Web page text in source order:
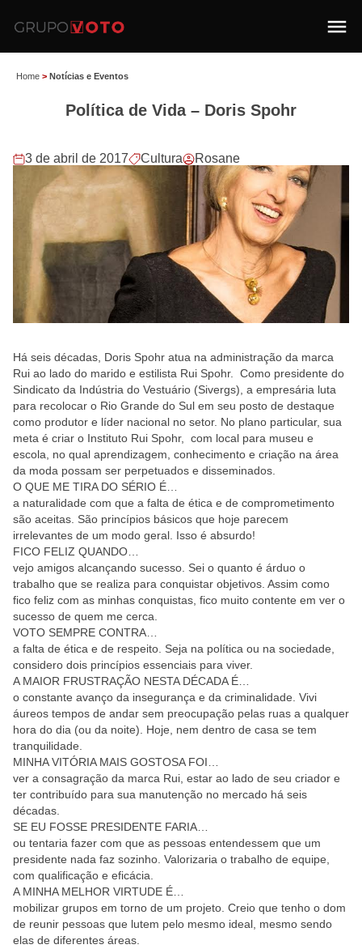
Home > Notícias e Eventos
Política de Vida – Doris Spohr
3 de abril de 2017 Cultura Rosane
Há seis décadas, Doris Spohr atua na administração da marca
Rui ao lado do marido e estilista Rui Spohr. Como presidente do
Sindicato da Indústria do Vestuário (Sivergs), a empresária luta
para recolocar o Rio Grande do Sul em seu posto de destaque
como produtor e líder nacional no setor. No plano particular, sua
meta é criar o Instituto Rui Spohr, com local para museu e
escola, no qual aprendizagem, conhecimento e criação na área
da moda possam ser perpetuados e disseminados.
O QUE ME TIRA DO SÉRIO É…
a naturalidade com que a falta de ética e de comprometimento
são aceitas. São princípios básicos que hoje parecem
irrelevantes de um modo geral. Isso é absurdo!
FICO FELIZ QUANDO…
vejo amigos alcançando sucesso. Sei o quanto é árduo o
trabalho que se realiza para conquistar objetivos. Assim como
fico feliz com as minhas conquistas, fico muito contente em ver o
sucesso de quem me cerca.
VOTO SEMPRE CONTRA…
a falta de ética e de respeito. Seja na política ou na sociedade,
considero dois princípios essenciais para viver.
A MAIOR FRUSTRAÇÃO NESTA DÉCADA É…
o constante avanço da insegurança e da criminalidade. Vivi
áureos tempos de andar sem preocupação pelas ruas a qualquer
hora do dia (ou da noite). Hoje, nem dentro de casa se tem
tranquilidade.
MINHA VITÓRIA MAIS GOSTOSA FOI…
ver a consagração da marca Rui, estar ao lado de seu criador e
ter contribuído para sua manutenção no mercado há seis
décadas.
SE EU FOSSE PRESIDENTE FARIA…
ou tentaria fazer com que as pessoas entendessem que um
presidente nada faz sozinho. Valorizaria o trabalho de equipe,
com qualificação e eficácia.
A MINHA MELHOR VIRTUDE É…
mobilizar grupos em torno de um projeto. Creio que tenho o dom
de reunir pessoas que lutem pelo mesmo ideal, mesmo sendo
elas de diferentes áreas.